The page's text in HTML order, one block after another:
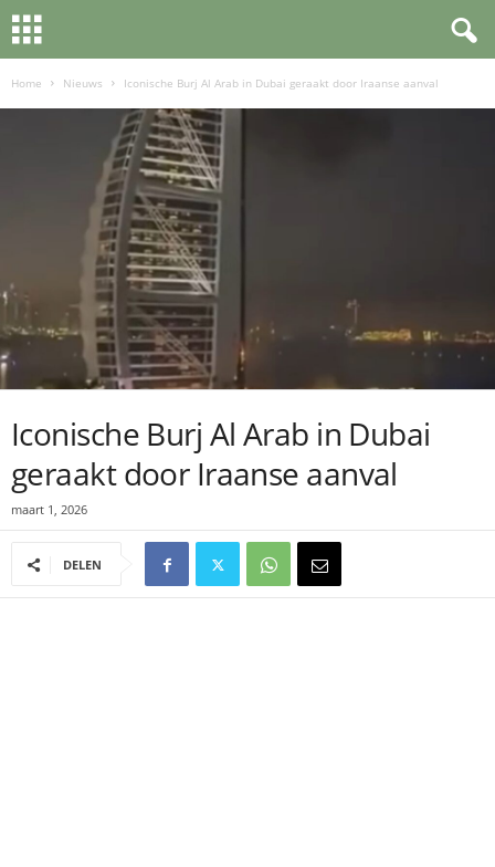
Home Nieuws Iconische Burj Al Arab in Dubai geraakt door Iraanse aanval
Iconische Burj Al Arab in Dubai
geraakt door Iraanse aanval
maart 1, 2026
DELEN